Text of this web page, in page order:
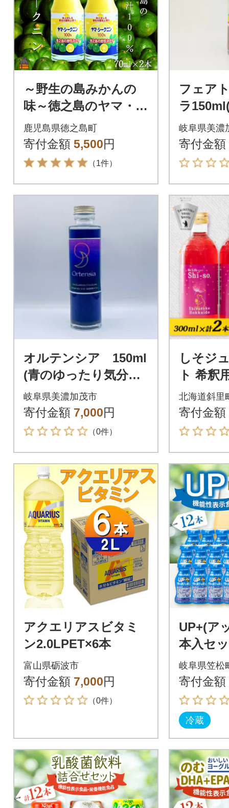
～野生の島みかんの
味～徳之島のヤマ・シ
ークニン果汁(70ml×2
本)
鹿児島県徳之島町
寄付金額 5,500円
（1件）
フェア
ラ
ラフト
プ)
岐阜県美濃
寄付金額
オルテンシア 150ml
(青のゆったり気分を
味わえるクラフトコ
ーラシロップ)
岐阜県美濃加茂市
寄付金額 7,000円
（0件）
しそジ
ト 希釈
本あた
北海道斜里
寄付金額
アクエリアスビタミ
ン2.0LPET×6本
富山県砺波市
寄付金額 7,000円
（0件）
UP+(ア
本入セ
岐阜県笠松
寄付金額
冷蔵